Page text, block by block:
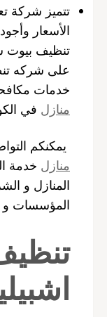
تتميز شركة
الأسعار
تنظيف بيوت
على شركه
خدمات
منازل في
يمكنكم
منازل خدمة
المنازل و
المؤسسات و